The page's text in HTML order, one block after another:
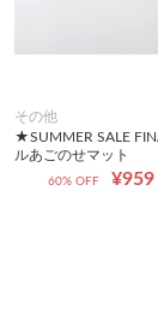
その他
★SUMMER SALE
ルあごのせマット
¥959
60% OFF